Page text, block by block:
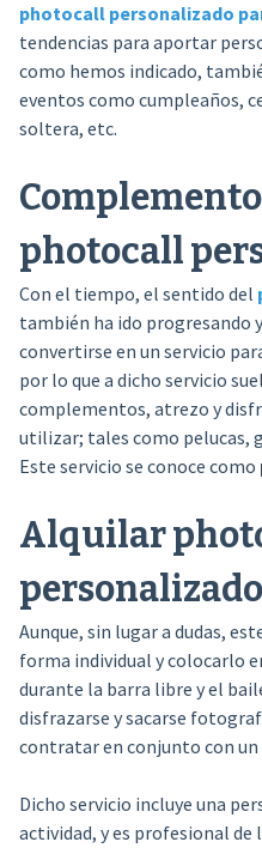
photocall personalizado
tendencias para aportar
como hemos indicado,
eventos como cumpleaños,
soltera, etc.
photocall
Con el tiempo, el sentido del
también ha ido progresando
convertirse en un servicio
por lo que a dicho servicio
complementos, atrezo y
utilizar; tales como pelucas,
Este servicio se conoce como
Alquilar
Aunque, sin lugar a dudas,
forma individual y colocarlo
durante la barra libre y el
disfrazarse y sacarse
contratar en conjunto con un
Dicho servicio incluye una
actividad, y es profesional de